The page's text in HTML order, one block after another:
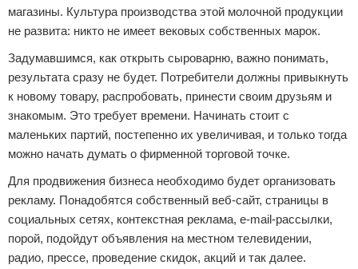
магазины. Культура производства этой молочной продукции
не развита: никто не имеет вековых собственных марок.
Задумавшимся, как открыть сыроварню, важно понимать,
результата сразу не будет. Потребители должны привыкнуть
к новому товару, распробовать, принести своим друзьям и
знакомым. Это требует времени. Начинать стоит с
маленьких партий, постепенно их увеличивая, и только тогда
можно начать думать о фирменной торговой точке.
Для продвижения бизнеса необходимо будет организовать
рекламу. Понадобятся собственный веб-сайт, страницы в
социальных сетях, контекстная реклама, e-mail-рассылки,
порой, подойдут объявления на местном телевидении,
радио, прессе, проведение скидок, акций и так далее.